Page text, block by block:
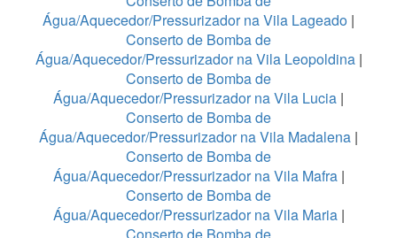
Água/Aquecedor/Pressurizador na Vila Lageado |
Conserto de Bomba de
Água/Aquecedor/Pressurizador na Vila Leopoldina|
Conserto de Bomba de
Água/Aquecedor/Pressurizador na Vila Lucia |
Conserto de Bomba de
Água/Aquecedor/Pressurizador na Vila Madalena |
Conserto de Bomba de
Água/Aquecedor/Pressurizador na Vila Mafra |
Conserto de Bomba de
Água/Aquecedor/Pressurizador na Vila Maria|